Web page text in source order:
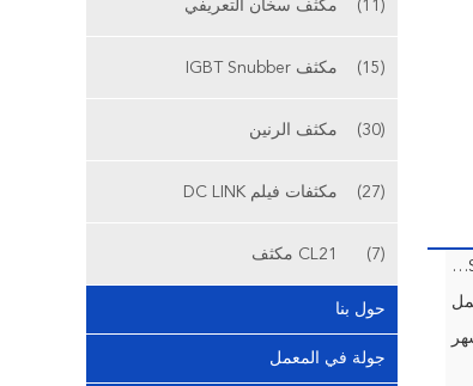
مكثف سخان التعريفي (11)
مكثف IGBT Snubber (15)
مكثف الرنين (30)
مكثفات فيلم DC LINK (27)
CL21 مكثف (7)
حول بنا
جولة في المعمل
PLEASE CONTACT US FOR MORE DETAILS